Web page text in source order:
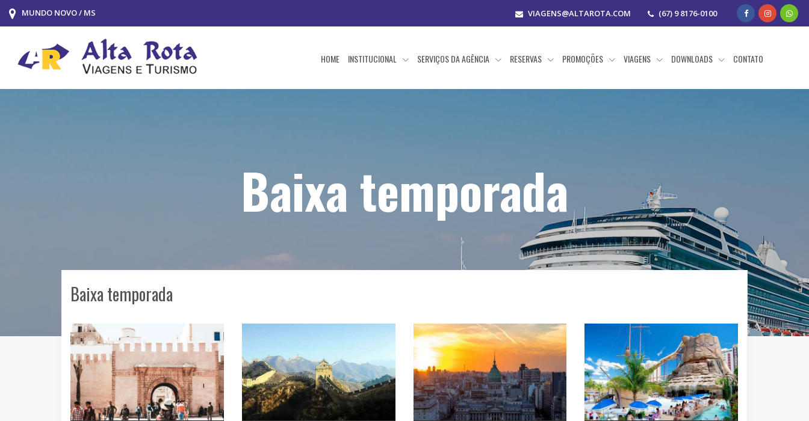
MUNDO NOVO / MS VIAGENS@ALTAROTA.COM (67) 9 8176-0100
HOME INSTITUCIONAL SERVIÇOS DA AGÊNCIA RESERVAS PROMOÇÕES VIAGENS DOWNLOADS CONTATO
Baixa temporada
Baixa temporada